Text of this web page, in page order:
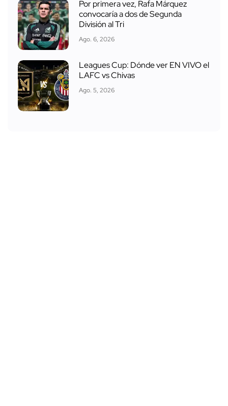
Por primera vez, Rafa Márquez
convocaría a dos de Segunda
División al Tri
Ago. 6, 2026
Leagues Cup: Dónde ver EN VIVO el
LAFC vs Chivas
Ago. 5, 2026